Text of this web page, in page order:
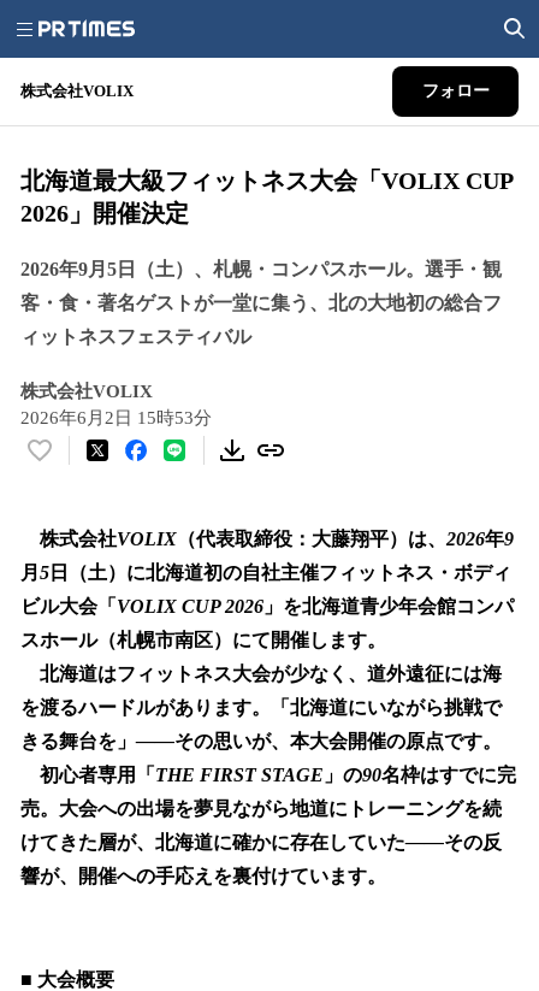
株式会社VOLIX フォロー
北海道最大級フィットネス大会「VOLIX CUP
2026」開催決定
2026年9月5日（土）、札幌・コンパスホール。選手・観
客・食・著名ゲストが一堂に集う、北の大地初の総合フ
ィットネスフェスティバル
株式会社VOLIX
2026年6月2日 15時53分
い
！
数
を
読
み
込
み
中
で
す
株式会社VOLIX （代表取締役：大藤翔平）は、 2026年9
月 5 日（土）に北海道初の自社主催フィットネス・ボディ
ビル大会「 VOLIX CUP 2026 」を北海道青少年会館コンパ
スホール（札幌市南区）にて開催します。
北海道はフィットネス大会が少なく、道外遠征には海
を渡るハードルがあります。「北海道にいながら挑戦で
きる舞台を」——その思いが、本大会開催の原点です。
初心者専用「 THE FIRST STAGE 」の90名枠はすでに完
売。大会への出場を夢見ながら地道にトレーニングを続
けてきた層が、北海道に確かに存在していた——その反
響が、開催への手応えを裏付けています。
■ 大会概要